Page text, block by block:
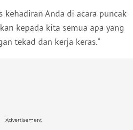
kehadiran Anda di acara puncak
kepada kita semua apa yang
tekad dan kerja keras."
Advertisement